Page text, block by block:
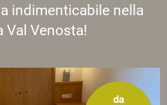
indimenticabile nella
Val Venosta!
da